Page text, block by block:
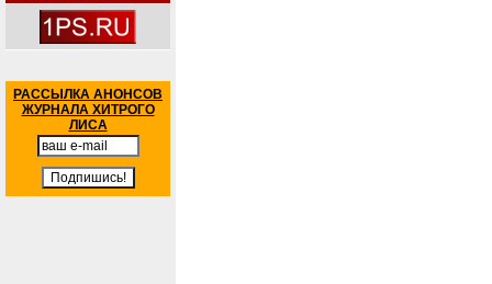
РАССЫЛКА АНОНСОВ
ЖУРНАЛА ХИТРОГО
ЛИСА